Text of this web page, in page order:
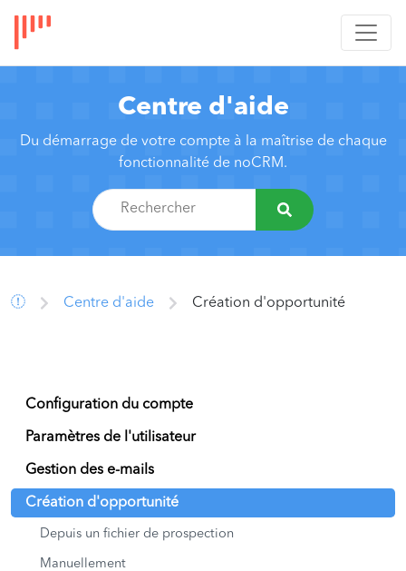
Centre d'aide
Du démarrage de votre compte à la maîtrise de chaque
fonctionnalité de noCRM.
Centre d'aide Création d'opportunité
Configuration du compte
Paramètres de l'utilisateur
Gestion des e-mails
Création d'opportunité
Depuis un fichier de prospection
Manuellement